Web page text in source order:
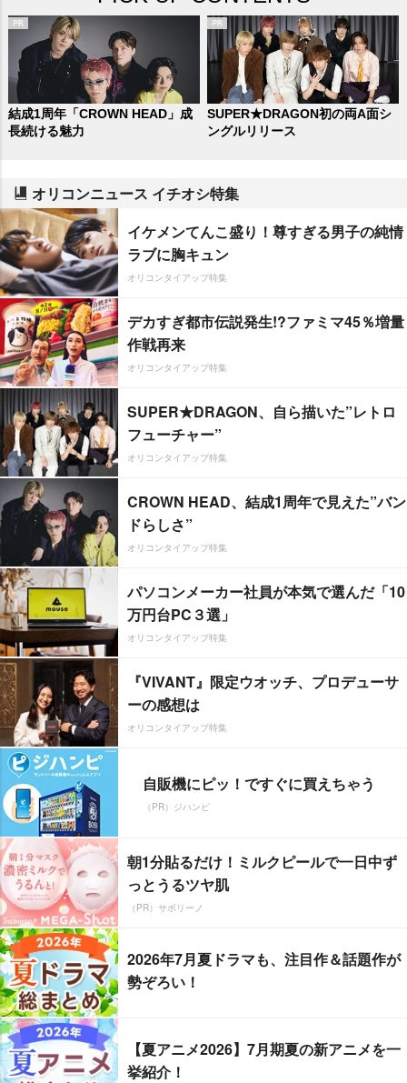
結成1周年「CROWN HEAD」成
長続ける魅力
SUPER★DRAGON初の両A面シ
ングルリリース
オリコンニュース イチオシ特集
イケメンてんこ盛り！尊すぎる男子の純情
ラブに胸キュン
オリコンタイアップ特集
デカすぎ都市伝説発生!?ファミマ45％増量
作戦再来
オリコンタイアップ特集
SUPER★DRAGON、自ら描いた”レトロ
フューチャー”
オリコンタイアップ特集
CROWN HEAD、結成1周年で見えた”バン
ドらしさ”
オリコンタイアップ特集
パソコンメーカー社員が本気で選んだ「10
万円台PC３選」
オリコンタイアップ特集
『VIVANT』限定ウオッチ、プロデューサ
ーの感想は
オリコンタイアップ特集
自販機にピッ！ですぐに買えちゃう
（PR）ジハンピ
朝1分貼るだけ！ミルクピールで一日中ず
っとうるツヤ肌
（PR）サボリーノ
2026年7月夏ドラマも、注目作＆話題作が
勢ぞろい！
【夏アニメ2026】7月期夏の新アニメを一
挙紹介！